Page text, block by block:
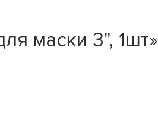
маски 3", 1шт»